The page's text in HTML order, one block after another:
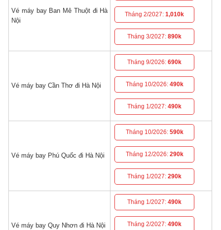
Vé máy bay Ban Mê Thuột đi Hà
Nội
Tháng 2/2027:1,010k
Tháng 3/2027:890k
Vé máy bay Cần Thơ đi Hà Nội
Tháng 9/2026:690k
Tháng 10/2026: 490k
Tháng 1/2027:490k
Vé máy bay Phú Quốc đi Hà Nội
Tháng 10/2026: 590k
Tháng 12/2026: 290k
Tháng 1/2027:290k
Vé máy bay Quy Nhơn đi Hà Nội
Tháng 1/2027:490k
Tháng 2/2027:490k